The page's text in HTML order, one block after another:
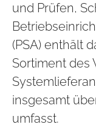
und Prüfen,
(PSA) enthält
Sortiment des
insgesamt
umfasst.